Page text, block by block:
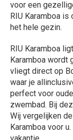
voor een
RIU Karamboa
het hele gezin.
RIU Karamboa
Karamboa wordt
vliegt direct op
waar je
perfect voor
zwembad. Bij
Wij vergelijken
Karamboa voor
vakantie.